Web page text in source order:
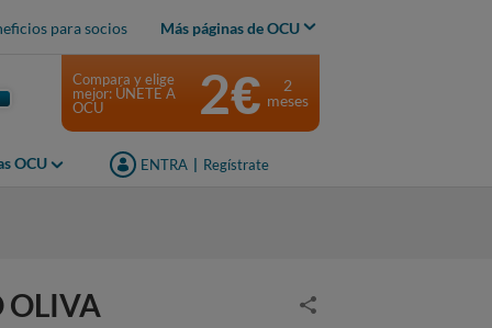
para socios Más páginas de OCU
OCU ENTRA Regístrate
Compara y elige
mejor: ÚNETE A
OCU
2€
2
meses
OLIVA